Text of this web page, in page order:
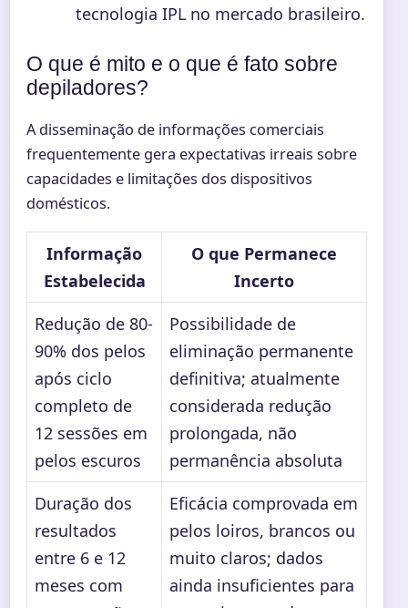
tecnologia IPL no mercado brasileiro.
O que é mito e o que é fato sobre
depiladores?
A disseminação de informações comerciais
frequentemente gera expectativas irreais sobre
capacidades e limitações dos dispositivos
domésticos.
Informação
Estabelecida
O que Permanece
Incerto
Redução de 80-
90% dos pelos
após ciclo
completo de
12 sessões em
pelos escuros
Possibilidade de
eliminação permanente
definitiva; atualmente
considerada redução
prolongada, não
permanência absoluta
Duração dos
resultados
entre 6 e 12
meses com
Eficácia comprovada em
pelos loiros, brancos ou
muito claros; dados
ainda insuficientes para